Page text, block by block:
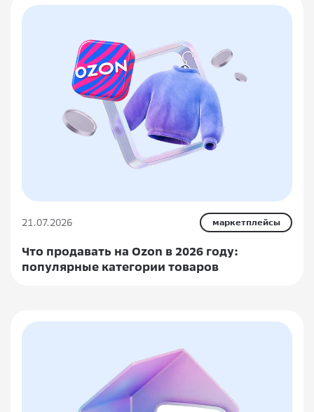
21.07.2026 маркетплейсы
Что продавать на Ozon в 2026 году:
популярные категории товаров